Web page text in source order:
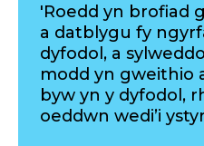
'Roedd yn brofiad
a datblygu fy
dyfodol, a
modd yn gweithio
byw yn y dyfodol,
oeddwn wedi’i